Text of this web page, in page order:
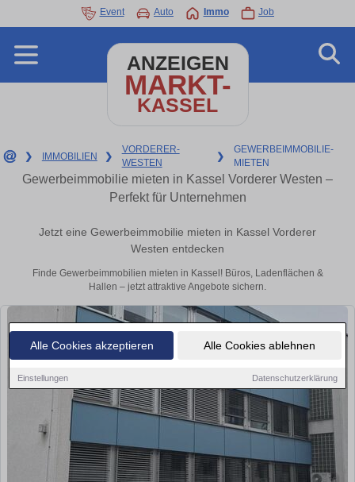
Alle Cookies akzeptieren Alle Cookies ablehnen
Einstellungen Datenschutzerklärung
Event Auto Immo Job
ANZEIGEN
MARKT-
KASSEL
❯ IMMOBILIEN ❯
VORDERER-
WESTEN
❯
GEWERBEIMMOBILIE-
MIETEN
Gewerbeimmobilie mieten in Kassel Vorderer Westen –
Perfekt für Unternehmen
Jetzt eine Gewerbeimmobilie mieten in Kassel Vorderer
Westen entdecken
Finde Gewerbeimmobilien mieten in Kassel! Büros, Ladenflächen &
Hallen – jetzt attraktive Angebote sichern.